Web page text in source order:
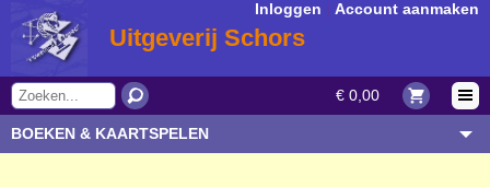
€ 0,00
Inloggen Account aanmaken
Uitgeverij Schors
BOEKEN & KAARTSPELEN